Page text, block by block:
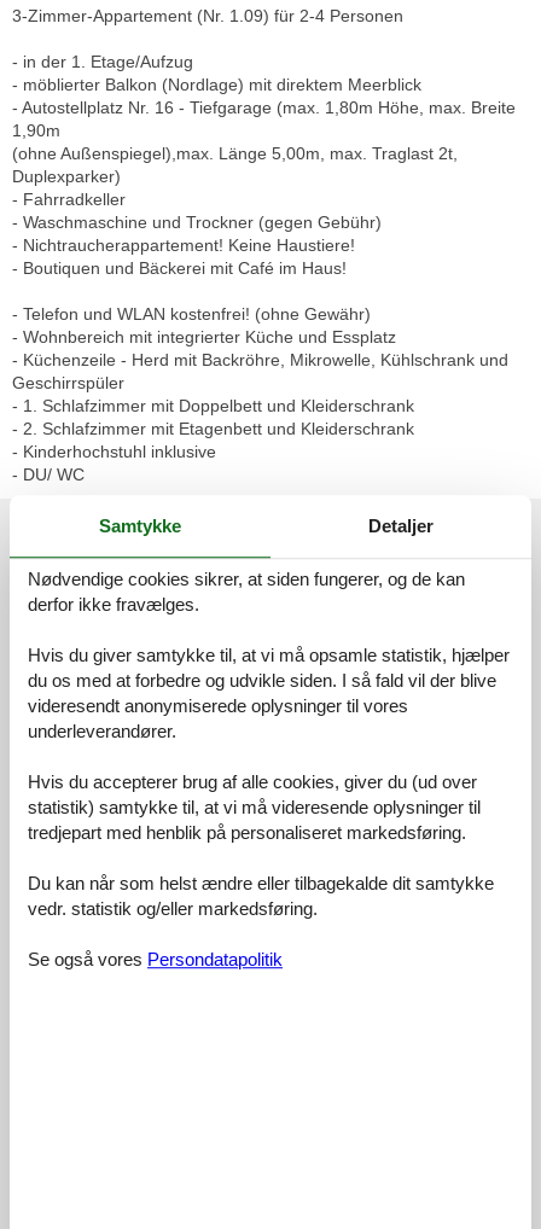
3-Zimmer-Appartement (Nr. 1.09) für 2-4 Personen
- in der 1. Etage/Aufzug
- möblierter Balkon (Nordlage) mit direktem Meerblick
- Autostellplatz Nr. 16 - Tiefgarage (max. 1,80m Höhe, max. Breite
1,90m
(ohne Außenspiegel),max. Länge 5,00m, max. Traglast 2t,
Duplexparker)
- Fahrradkeller
- Waschmaschine und Trockner (gegen Gebühr)
- Nichtraucherappartement! Keine Haustiere!
- Boutiquen und Bäckerei mit Café im Haus!
- Telefon und WLAN kostenfrei! (ohne Gewähr)
- Wohnbereich mit integrierter Küche und Essplatz
- Küchenzeile - Herd mit Backröhre, Mikrowelle, Kühlschrank und
Geschirrspüler
- 1. Schlafzimmer mit Doppelbett und Kleiderschrank
- 2. Schlafzimmer mit Etagenbett und Kleiderschrank
- Kinderhochstuhl inklusive
- DU/ WC
Eksterne anmeldelser
Vores gæsteanmeldelserEksterne anmeldelser
4,3
Faciliteter:
Komfort:
Venlighed:
Generelt:
Værelse:
Service på stedet:
Samtykke Detaljer
Nødvendige cookies sikrer, at siden fungerer, og de kan
derfor ikke fravælges.
Hvis du giver samtykke til, at vi må opsamle statistik, hjælper
du os med at forbedre og udvikle siden. I så fald vil der blive
videresendt anonymiserede oplysninger til vores
underleverandører.
Hvis du accepterer brug af alle cookies, giver du (ud over
statistik) samtykke til, at vi må videresende oplysninger til
tredjepart med henblik på personaliseret markedsføring.
Du kan når som helst ændre eller tilbagekalde dit samtykke
vedr. statistik og/eller markedsføring.
Se også vores Persondatapolitik